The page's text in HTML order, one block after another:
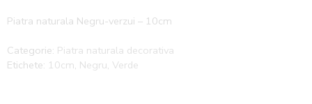
Piatra naturala Negru-verzui – 10cm
Categorie: Piatra naturala decorativa
Etichete: 10cm, Negru, Verde